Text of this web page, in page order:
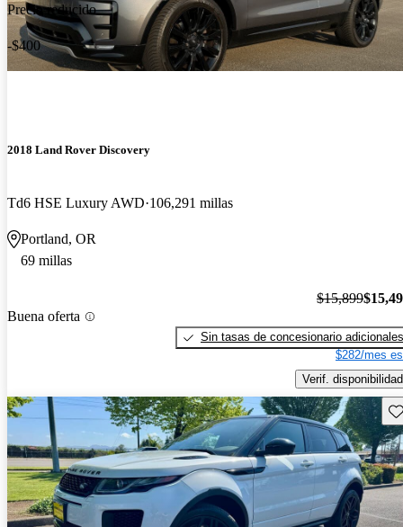
Precio reducido
-$400
2018 Land Rover Discovery
Td6 HSE Luxury AWD 106,291 millas
Portland, OR
69 millas
Buena oferta
$15,899
Sin tasas de concesionario adicionales
$282/mes
Verif. disponibilidad